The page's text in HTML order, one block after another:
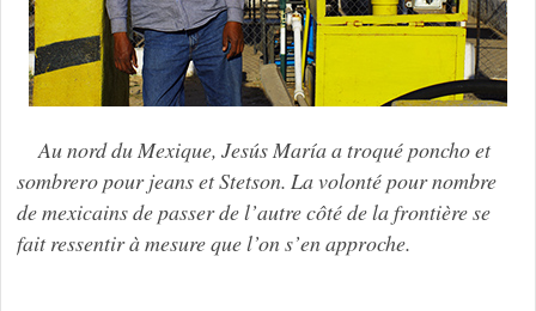
Au nord du Mexique, Jesús María a troqué poncho et
sombrero pour jeans et Stetson. La volonté pour nombre
de mexicains de passer de l’autre côté de la frontière se
fait ressentir à mesure que l’on s’en approche.